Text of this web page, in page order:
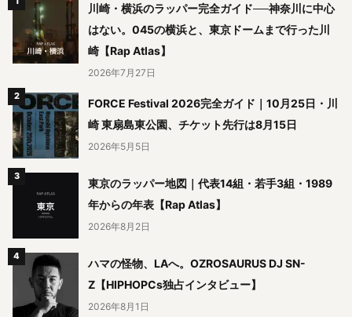
川崎・横浜のラッパー完全ガイド──神奈川に中心
はない。045の横浜と、東京ドームまで行った川
崎【Rap Atlas】
2026年7月27日
FORCE Festival 2026完全ガイド｜10月25日・川
崎 東扇島東公園、チケット先行は8月15日
2026年5月5日
東京のラッパー地図｜代表14組・若手3組・1989
年からの年表【Rap Atlas】
2026年8月2日
ハマの怪物、LAへ。OZROSAURUS DJ SN-
Z【HIPHOPCs独占インタビュー】
2026年8月1日